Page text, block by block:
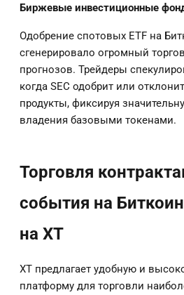
Биржевые инвестиционные
Одобрение спотовых ETF на
сгенерировало огромный
прогнозов. Трейдеры
когда SEC одобрит или
продукты, фиксируя
владения базовыми токенами.
Торговля
события на
на XT
XT предлагает удобную и
платформу для торговли